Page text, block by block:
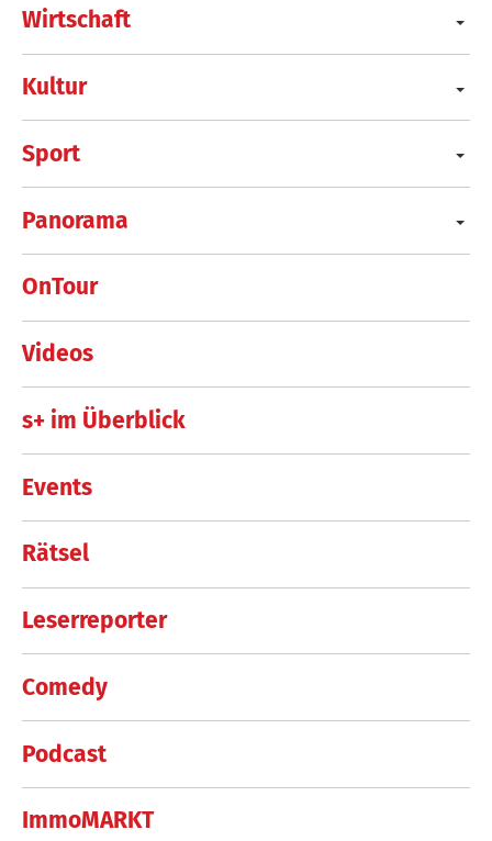
Wirtschaft
Kultur
Sport
Panorama
OnTour
Videos
s+ im Überblick
Events
Rätsel
Leserreporter
Comedy
Podcast
ImmoMARKT